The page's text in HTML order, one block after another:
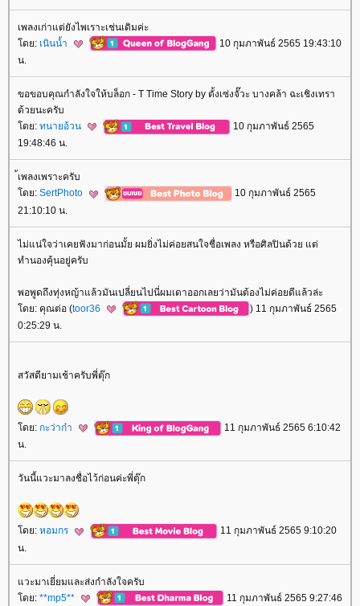
เพลงเก่าแต่ยังไพเราะเช่นเดิมค่ะ
ดย: เนินน้ำ
10 กุมภาพันธ์ 2565 19:43:10
น.
ขอขอบคุณกำลังใจให้บล็อก - T Time Story by ตั้งเซ่งจั๊วะ บางคล้า ฉะเชิงเทรา
ด้วยนะครับ
ดย: ทนายอ้วน
10 กุมภาพันธ์ 2565
19:48:46 น.
้เพลงเพราะครับ
ดย: SertPhoto
10 กุมภาพันธ์ 2565
21:10:10 น.
ไม่แน่ใจว่าเคยฟังมาก่อนมั้ย ผมยิ่งไม่ค่อยสนใจชื่อเพลง หรือศิลปินด้วย แต่
ทำนองคุ้นอยู่ครับ
พอพูดถึงทุ่งหญ้าแล้วมันเปลี่ยนไปนี่ผมเดาออกเลยว่ามันต้องไม่ค่อยดีแล้วล่ะ
ดย: คุณต่อ (toor36
) 11 กุมภาพันธ์ 2565
0:25:29 น.
สวัสดียามเช้าครับพี่ตุ๊ก
ดย: กะว่าก๋า
11 กุมภาพันธ์ 2565 6:10:42
น.
วันนี้แวะมาลงชื่อไว้ก่อนค่ะพี่ตุ๊ก
ดย: หอมกร
11 กุมภาพันธ์ 2565 9:10:20
น.
วะมาเยี่ยมและส่งกำลังใจครับ
ดย: **mp5**
11 กุมภาพันธ์ 2565 9:27:46